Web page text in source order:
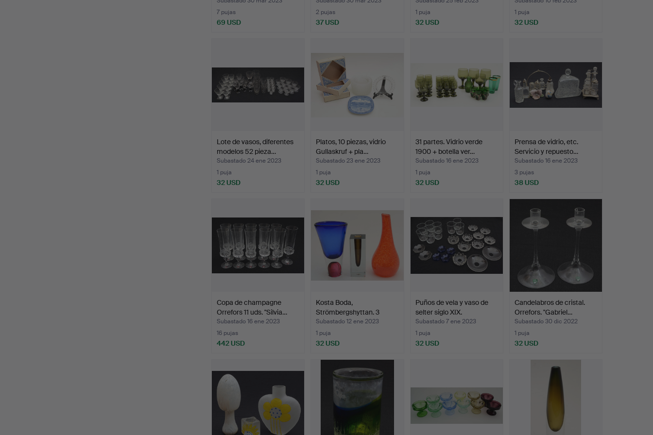
7 pujas
69 USD
2 pujas
37 USD
1 puja
32 USD
1 puja
32 USD
Lote de vasos, diferentes
modelos 52 pieza…
Subastado 24 ene 2023
1 puja
32 USD
Platos, 10 piezas, vidrio
Gullaskruf + pla…
Subastado 23 ene 2023
1 puja
32 USD
31 partes. Vidrio verde
1900 + botella ver…
Subastado 16 ene 2023
1 puja
32 USD
Prensa de vidrio, etc.
Servicio y repuesto…
Subastado 16 ene 2023
3 pujas
38 USD
Copa de champagne
Orrefors 11 uds. "Silvia…
Subastado 16 ene 2023
16 pujas
442 USD
Kosta Boda,
Strömbergshyttan. 3
jarrones d…
Subastado 12 ene 2023
1 puja
32 USD
Puños de vela y vaso de
selter siglo XIX.
Subastado 7 ene 2023
1 puja
32 USD
Candelabros de cristal.
Orrefors. "Gabriel…
Subastado 30 dic 2022
1 puja
32 USD